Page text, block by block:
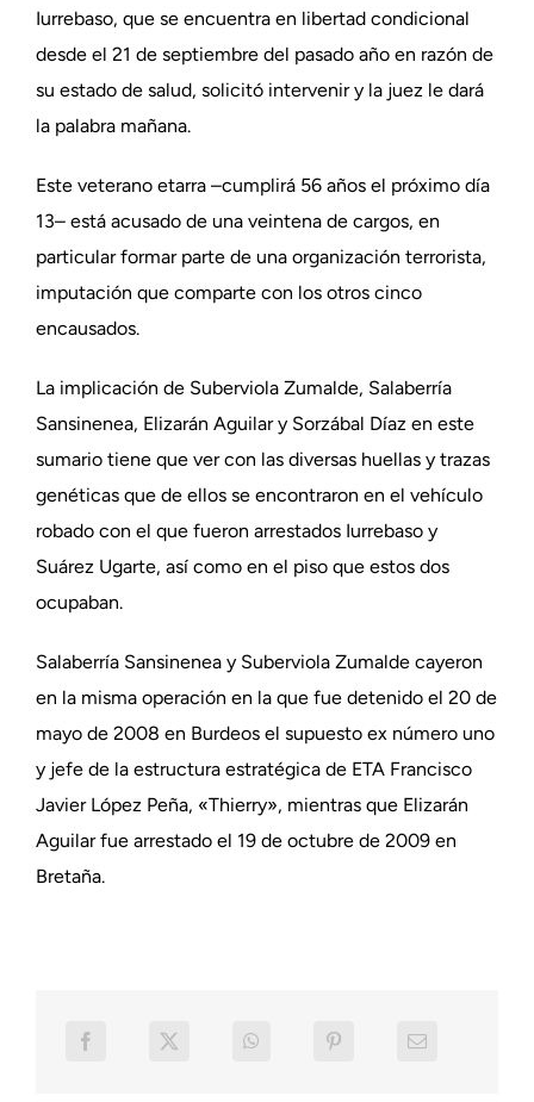
Iurrebaso, que se encuentra en libertad condicional
desde el 21 de septiembre del pasado año en razón de
su estado de salud, solicitó intervenir y la juez le dará
la palabra mañana.
Este veterano etarra –cumplirá 56 años el próximo día
13– está acusado de una veintena de cargos, en
particular formar parte de una organización terrorista,
imputación que comparte con los otros cinco
encausados.
La implicación de Suberviola Zumalde, Salaberría
Sansinenea, Elizarán Aguilar y Sorzábal Díaz en este
sumario tiene que ver con las diversas huellas y trazas
genéticas que de ellos se encontraron en el vehículo
robado con el que fueron arrestados Iurrebaso y
Suárez Ugarte, así como en el piso que estos dos
ocupaban.
Salaberría Sansinenea y Suberviola Zumalde cayeron
en la misma operación en la que fue detenido el 20 de
mayo de 2008 en Burdeos el supuesto ex número uno
y jefe de la estructura estratégica de ETA Francisco
Javier López Peña, «Thierry», mientras que Elizarán
Aguilar fue arrestado el 19 de octubre de 2009 en
Bretaña.